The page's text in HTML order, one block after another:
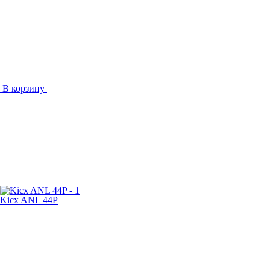
В корзину
Kicx ANL 44P